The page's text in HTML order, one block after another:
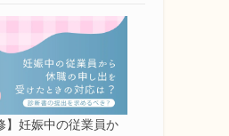
】妊娠中の従業員か